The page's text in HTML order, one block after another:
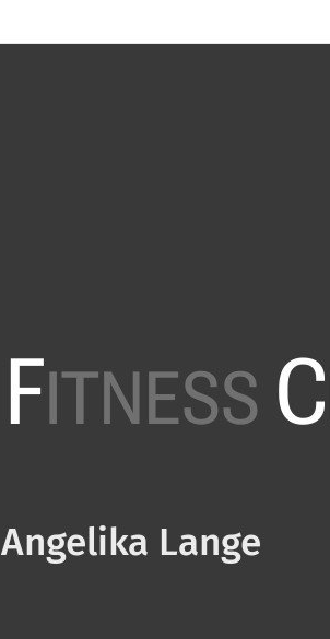
FITNESS C
Angelika Lange